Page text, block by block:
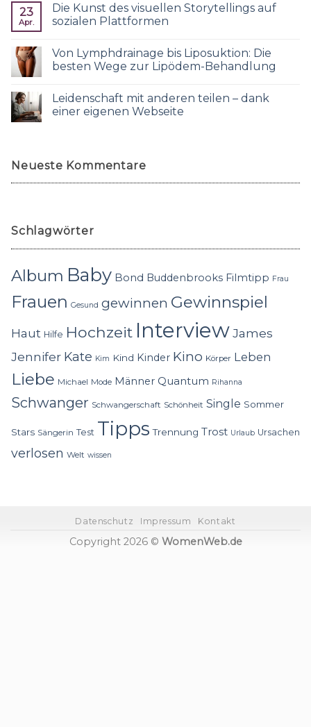
23
Apr.
Die Kunst des visuellen Storytellings auf
sozialen Plattformen
Von Lymphdrainage bis Liposuktion: Die
besten Wege zur Lipödem-Behandlung
Leidenschaft mit anderen teilen – dank
einer eigenen Webseite
Neueste Kommentare
Schlagwörter
Album Baby Bond Buddenbrooks Filmtipp Frau
Frauen Gesund gewinnen Gewinnspiel
Haut Hilfe Hochzeit InterviewJames
Jennifer Kate Kim Kind Kinder Kino Körper Leben
Liebe Michael Mode Männer Quantum Rihanna
Schwanger Schwangerschaft Schönheit Single Sommer
Stars Sängerin Test Tipps Trennung Trost Urlaub Ursachen
verlosen Welt wissen
Datenschutz Impressum Kontakt
Copyright 2026 © WomenWeb.de